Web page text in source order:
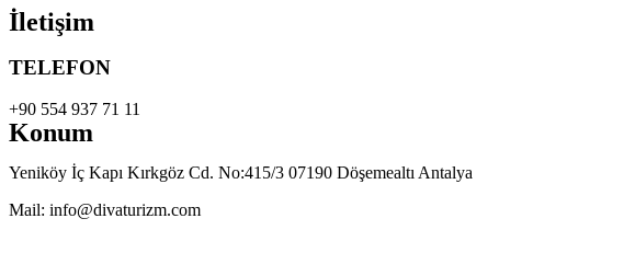
İletişim
TELEFON
+90 554 937 71 11
Konum
Yeniköy İç Kapı Kırkgöz Cd. No:415/3 07190 Döşemealtı Antalya
Mail: info@divaturizm.com